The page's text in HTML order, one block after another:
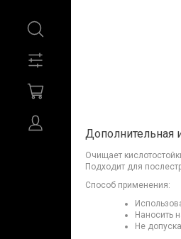
Дополнительная
Очищает
Подходит для
Способ применения:
Наносить
Не